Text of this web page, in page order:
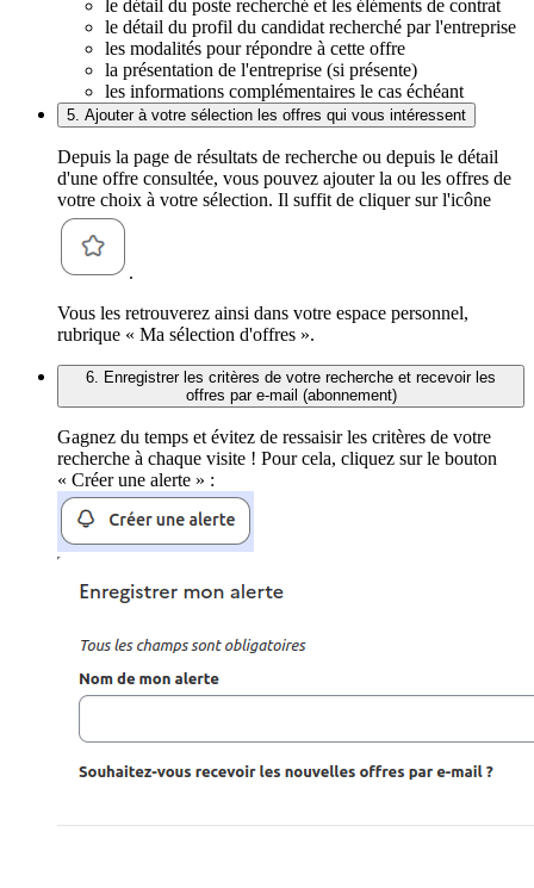
le détail du poste recherché et les éléments de contrat
le détail du profil du candidat recherché par l'entreprise
les modalités pour répondre à cette offre
la présentation de l'entreprise (si présente)
les informations complémentaires le cas échéant
5. Ajouter à votre sélection les offres qui vous intéressent
Depuis la page de résultats de recherche ou depuis le détail
d'une offre consultée, vous pouvez ajouter la ou les offres de
votre choix à votre sélection. Il suffit de cliquer sur l'icône
.
Vous les retrouverez ainsi dans votre espace personnel,
rubrique « Ma sélection d'offres ».
6. Enregistrer les critères de votre recherche et recevoir les
offres par e-mail (abonnement)
Gagnez du temps et évitez de ressaisir les critères de votre
recherche à chaque visite ! Pour cela, cliquez sur le bouton
« Créer une alerte » :